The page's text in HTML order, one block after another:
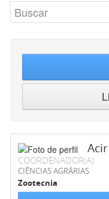
COORDENADOR(A)
CIÊNCIAS AGRÁRIAS
Zootecnia